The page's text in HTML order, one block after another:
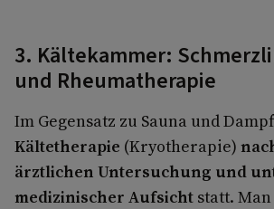
3. Kältekammer:
und Rheumatherapie
Im Gegensatz zu Sauna und
Kältetherapie (Kryotherapie)
ärztlichen Untersuchung und
medizinischer Aufsicht statt.